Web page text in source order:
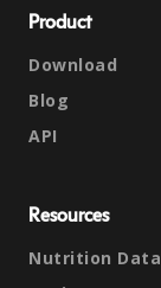
Product
Download
Blog
API
Resources
Nutrition